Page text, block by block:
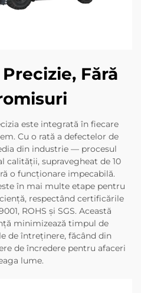
Fără
este integrată în fiecare
Cu o rată a defectelor de
din industrie — procesul
calității, supravegheat de 10
o funcționare impecabilă.
în mai multe etape pentru
respectând certificările
ROHS și SGS. Această
minimizează timpul de
de întreținere, făcând din
de încredere pentru afaceri
lume.